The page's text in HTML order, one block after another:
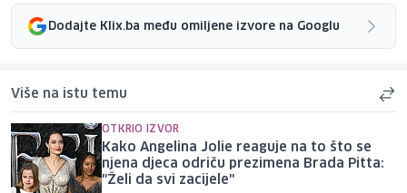
Dodajte Klix.ba među omiljene izvore na Googlu
Više na istu temu
OTKRIO IZVOR
Kako Angelina Jolie reaguje na to što se
njena djeca odriču prezimena Brada Pitta:
"Želi da svi zacijele"